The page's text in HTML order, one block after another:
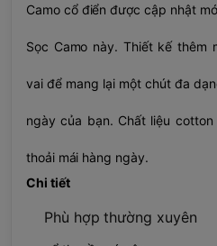
Camo cổ điển được cập nhật
Sọc Camo này. Thiết kế
vai để mang lại một chút đa
ngày của bạn. Chất liệu
thoải mái hàng ngày.
Chi tiết
Phù hợp thường xuyên